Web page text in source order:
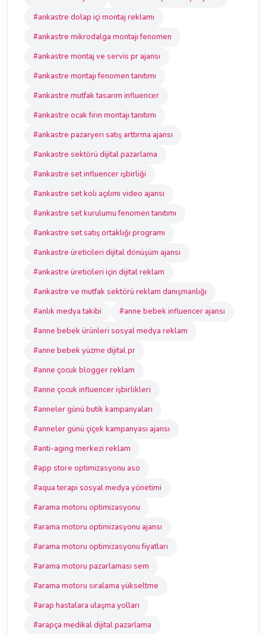
#ankastre dolap içi montaj reklamı
#ankastre mikrodalga montajı fenomen
#ankastre montaj ve servis pr ajansı
#ankastre montajı fenomen tanıtımı
#ankastre mutfak tasarım influencer
#ankastre ocak fırın montajı tanıtımı
#ankastre pazaryeri satış arttırma ajansı
#ankastre sektörü dijital pazarlama
#ankastre set influencer işbirliği
#ankastre set koli açılımı video ajansı
#ankastre set kurulumu fenomen tanıtımı
#ankastre set satış ortaklığı programı
#ankastre üreticileri dijital dönüşüm ajansı
#ankastre üreticileri için dijital reklam
#ankastre ve mutfak sektörü reklam danışmanlığı
#anlık medya takibi
#anne bebek influencer ajansı
#anne bebek ürünleri sosyal medya reklam
#anne bebek yüzme dijital pr
#anne çocuk blogger reklam
#anne çocuk influencer işbirlikleri
#anneler günü butik kampanyaları
#anneler günü çiçek kampanyası ajansı
#anti-aging merkezi reklam
#app store optimizasyonu aso
#aqua terapi sosyal medya yönetimi
#arama motoru optimizasyonu
#arama motoru optimizasyonu ajansı
#arama motoru optimizasyonu fiyatları
#arama motoru pazarlaması sem
#arama motoru sıralama yükseltme
#arap hastalara ulaşma yolları
#arapça medikal dijital pazarlama